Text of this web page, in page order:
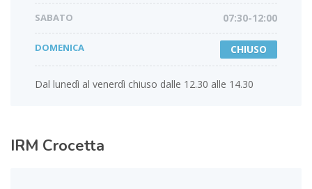
SABATO 07:30-12:00
DOMENICA CHIUSO
Dal lunedì al venerdì chiuso dalle 12.30 alle 14.30
IRM Crocetta